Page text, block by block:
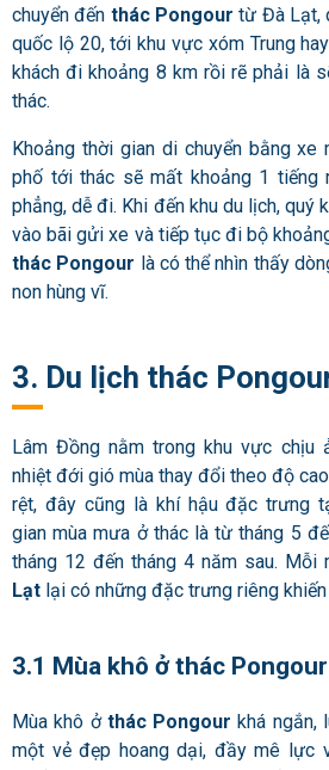
chuyển đến thác Pongour từ Đà Lạt,
quốc lộ 20, tới khu vực xóm Trung
khách đi khoảng 8 km rồi rẽ phải là
thác.
Khoảng thời gian di chuyển bằng xe
phố tới thác sẽ mất khoảng 1 tiếng
phẳng, dễ đi. Khi đến khu du lịch, quý
vào bãi gửi xe và tiếp tục đi bộ
thác Pongour là có thể nhìn thấy
non hùng vĩ.
3. Du lịch thác
Lâm Đồng nằm trong khu vực chịu
nhiệt đới gió mùa thay đổi theo độ
rệt, đây cũng là khí hậu đặc trưng
gian mùa mưa ở thác là từ tháng 5
tháng 12 đến tháng 4 năm sau. Mỗi
Lạt lại có những đặc trưng riêng
3.1 Mùa khô ở thác Pongour
Mùa khô ở thác Pongour khá ngắn,
một vẻ đẹp hoang dại, đầy mê lực